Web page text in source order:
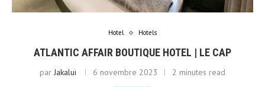
Hotel Hotels
ATLANTIC AFFAIR BOUTIQUE HOTEL | LE CAP
par Jakalui 6 novembre 2023 2 minutes read